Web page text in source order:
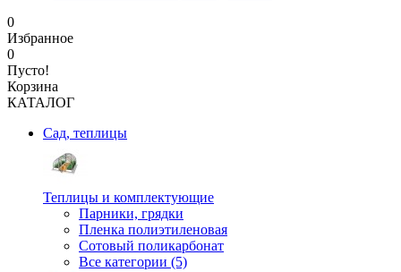
0
Избранное
0
Пусто!
Корзина
КАТАЛОГ
Сад, теплицы
Теплицы и комплектующие
Парники, грядки
Пленка полиэтиленовая
Сотовый поликарбонат
Все категории (5)